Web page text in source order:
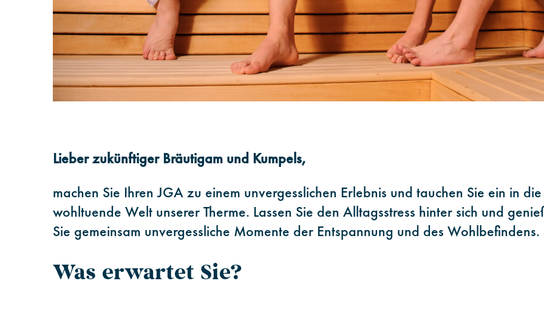
Lieber zukünftiger Bräutigam und Kumpels,
machen Sie Ihren JGA zu einem unvergesslichen Erlebnis und tauchen Sie ein in die
wohltuende Welt unserer Therme. Lassen Sie den Alltagsstress hinter sich und
Sie gemeinsam unvergessliche Momente der Entspannung und des Wohlbefindens.
Was erwartet Sie?